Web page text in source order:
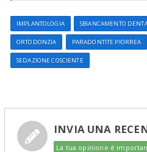
IMPLANTOLOGIA SBIANCAMENTO
ORTODONZIA PARADONTITE PIORREA
SEDAZIONE COSCIENTE
INVIA UNA
La tua opinione è